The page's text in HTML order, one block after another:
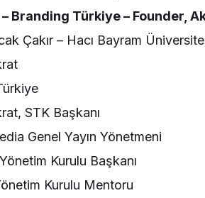
– Branding Türkiye – Founder,
Çakır – Hacı Bayram
STK Başkanı
Genel Yayın Yönetmeni
Kurulu Başkanı
Kurulu Mentoru